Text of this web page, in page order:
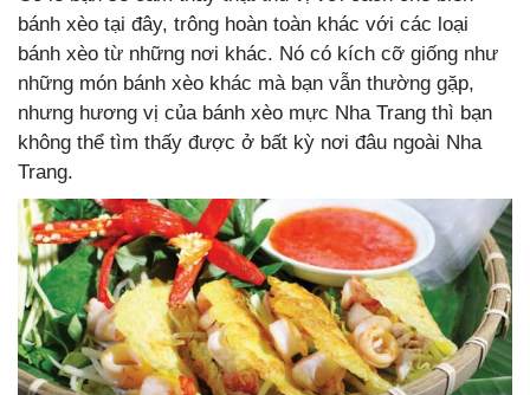
bánh xèo tại đây, trông hoàn toàn khác với các loại
bánh xèo từ những nơi khác. Nó có kích cỡ giống như
những món bánh xèo khác mà bạn vẫn thường gặp,
nhưng hương vị của bánh xèo mực Nha Trang thì bạn
không thể tìm thấy được ở bất kỳ nơi đâu ngoài Nha
Trang.